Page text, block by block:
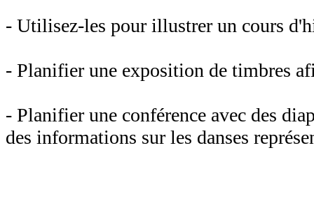
- Utilisez-les pour illustrer un cours
- Planifier une exposition de timbres
- Planifier une conférence avec des
des informations sur les danses